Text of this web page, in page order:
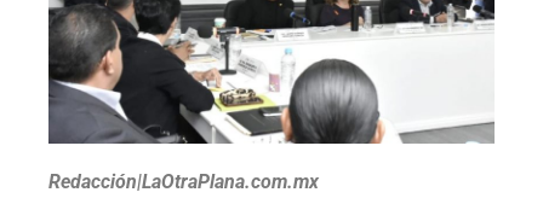
Redacción|LaOtraPlana.com.mx